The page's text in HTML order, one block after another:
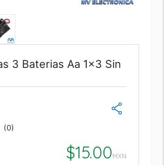
3 Baterias Aa 1x3 Sin
(0)
$15.00MXN